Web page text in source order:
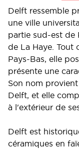
Delft ressemble
une ville
partie sud-est de
de La Haye. Tout
Pays-Bas, elle
présente une
Son nom
Delft, et elle
à l'extérieur de
Delft est
céramiques en